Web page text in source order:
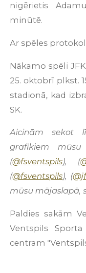
nigērietis
minūtē.
Ar spēles
Nākamo spēli
25. oktobrī plkst.
stadionā, kad
SK.
Aicinām sekot
grafikiem mūsu
(@fsventspils), (
(@fsventspils), (
mūsu mājaslapā,
Paldies sakām
Ventspils
centram